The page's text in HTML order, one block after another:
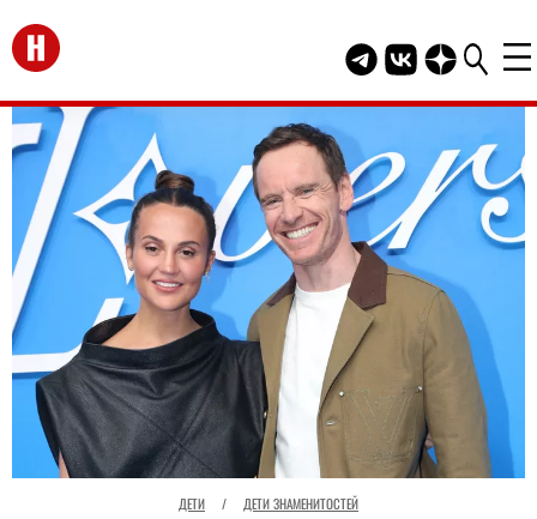
Перейти на главную
Telegram канал
Группа HELLO
Канал
ДЕТИ / ДЕТИ ЗНАМЕНИТОСТЕЙ